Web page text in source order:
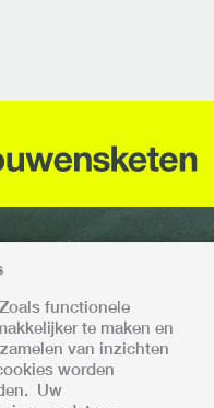
de invoering en
en
functionele
te maken en
van inzichten
worden
Uw